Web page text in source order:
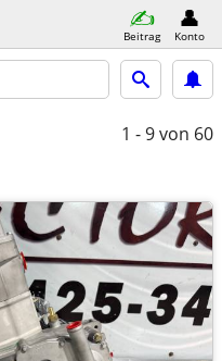
Beitrag Konto
1 - 9von 60